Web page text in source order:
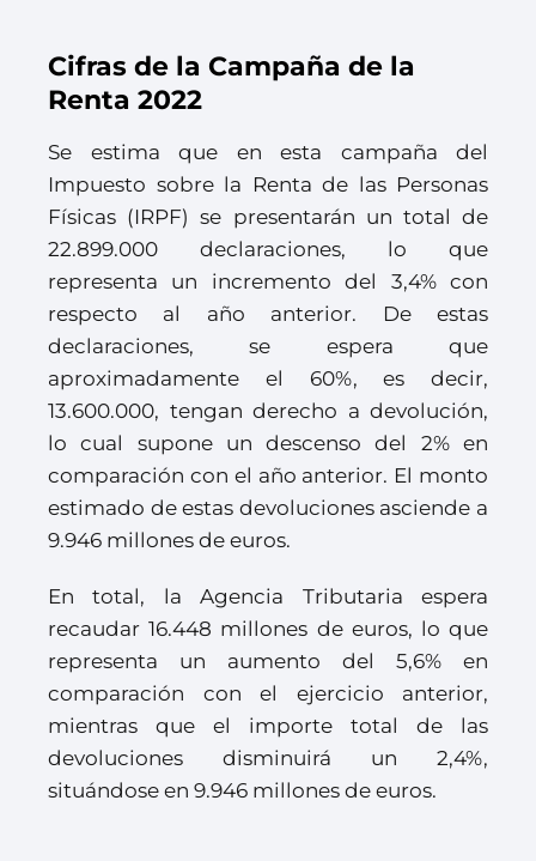
Cifras de la Campaña de la
Renta 2022
Se estima que en esta campaña del
Impuesto sobre la Renta de las Personas
Físicas (IRPF) se presentarán un total de
22.899.000 declaraciones, lo que
representa un incremento del 3,4% con
respecto al año anterior. De estas
declaraciones, se espera que
aproximadamente el 60%, es decir,
13.600.000, tengan derecho a devolución,
lo cual supone un descenso del 2% en
comparación con el año anterior. El monto
estimado de estas devoluciones asciende a
9.946 millones de euros.
En total, la Agencia Tributaria espera
recaudar 16.448 millones de euros, lo que
representa un aumento del 5,6% en
comparación con el ejercicio anterior,
mientras que el importe total de las
devoluciones disminuirá un 2,4%,
situándose en 9.946 millones de euros.